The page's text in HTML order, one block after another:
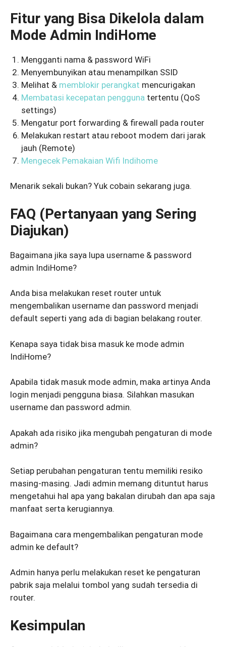
Fitur yang Bisa Dikelola dalam
Mode Admin IndiHome
Mengganti nama & password WiFi
Menyembunyikan atau menampilkan SSID
Melihat & memblokir perangkat mencurigakan
Membatasi kecepatan pengguna tertentu (QoS
settings)
Mengatur port forwarding & firewall pada router
Melakukan restart atau reboot modem dari jarak
jauh (Remote)
Mengecek Pemakaian Wifi Indihome
Menarik sekali bukan? Yuk cobain sekarang juga.
FAQ (Pertanyaan yang Sering
Diajukan)
Bagaimana jika saya lupa username & password
admin IndiHome?
Anda bisa melakukan reset router untuk
mengembalikan username dan password menjadi
default seperti yang ada di bagian belakang router.
Kenapa saya tidak bisa masuk ke mode admin
IndiHome?
Apabila tidak masuk mode admin, maka artinya Anda
login menjadi pengguna biasa. Silahkan masukan
username dan password admin.
Apakah ada risiko jika mengubah pengaturan di mode
admin?
Setiap perubahan pengaturan tentu memiliki resiko
masing-masing. Jadi admin memang dituntut harus
mengetahui hal apa yang bakalan dirubah dan apa saja
manfaat serta kerugiannya.
Bagaimana cara mengembalikan pengaturan mode
admin ke default?
Admin hanya perlu melakukan reset ke pengaturan
pabrik saja melalui tombol yang sudah tersedia di
router.
Kesimpulan